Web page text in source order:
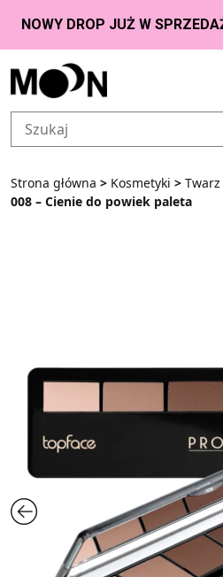
Przejdź do zawartości
Strona główna > Kosmetyki > Twarz
008 – Cienie do powiek paleta